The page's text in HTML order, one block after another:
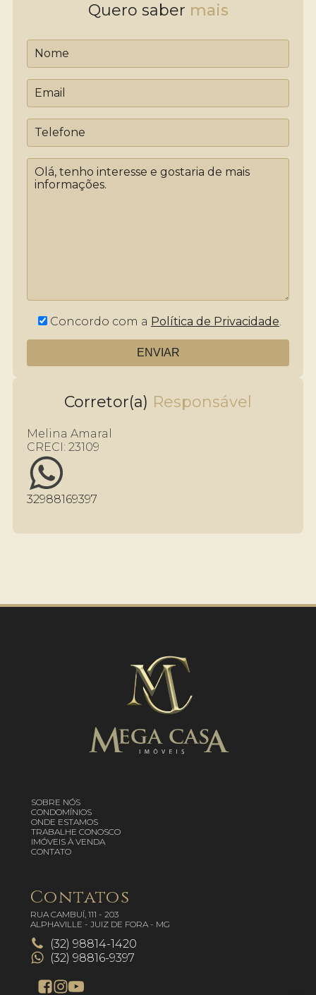
Quero saber
Concordo com a Política de Privacidade.
Corretor(a)
Melina Amaral
CRECI: 23109
32988169397
SOBRE NÓS
CONDOMÍNIOS
ONDE ESTAMOS
TRABALHE CONOSCO
IMÓVEIS À VENDA
CONTATO
Contatos
RUA CAMBUÍ, 111 - 203
ALPHAVILLE - JUIZ DE FORA - MG
(32) 98814-1420
(32) 98816-9397